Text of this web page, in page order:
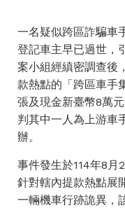
一名疑似跨區詐騙車
登記車主早已過世，
案小組經縝密調查後
款熱點的「跨區車手
張及現金新臺幣8萬
判其中一人為上游車
辦。
事件發生於114年8月
針對轄內提款熱點展
一輛機車行跡詭異，